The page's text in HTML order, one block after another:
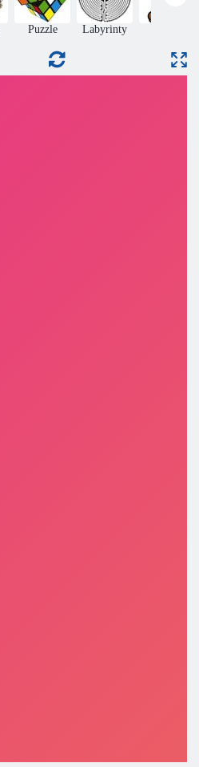
Zombie Fury:
Fusion 3D
Puzzle Labyrinty